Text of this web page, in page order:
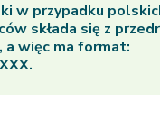
w przypadku
składa się z
a więc ma format: